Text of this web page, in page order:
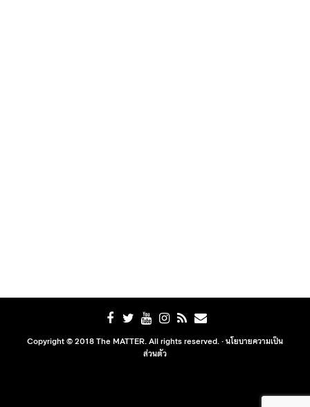
Copyright © 2018 The MATTER. All rights reserved. ·นโยบายความเป็น
ส่วนตัว